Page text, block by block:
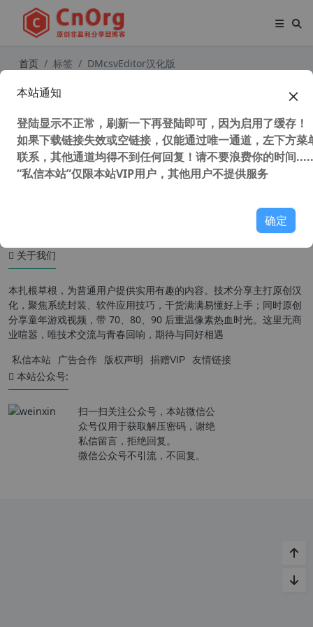
首页 标签 DMcsvEditor汉化版
DMcsvEditor(csv格式编辑工具) v2.9
关于我们
本扎根草根，为普通用户提供实用有趣的内容。技术分享主打原创汉
化，聚焦系统封装、软件应用技巧，干货满满易懂好上手；同时原创
分享童年游戏视频，带 70、80、90 后重温像素热血时光。这里无商
业喧嚣，唯技术交流与青春回响，期待与同好相遇
私信本站 广告合作 版权声明 捐赠VIP 友情链接
本站公众号:
扫一扫关注公众号，本站微信公
众号仅用于获取解压密码，谢绝
私信留言，拒绝回复。
微信公众号不引流，不回复。
本站通知
登陆显示不正常，刷新一下再登陆即可，因为启用了缓存！
如果下载链接失效或空链接，仅能通过唯一通道，左下方菜
联系，其他通道均得不到任何回复！请不要浪费你的时间
“私信本站”仅限本站VIP用户，其他用户不提供服务
确定